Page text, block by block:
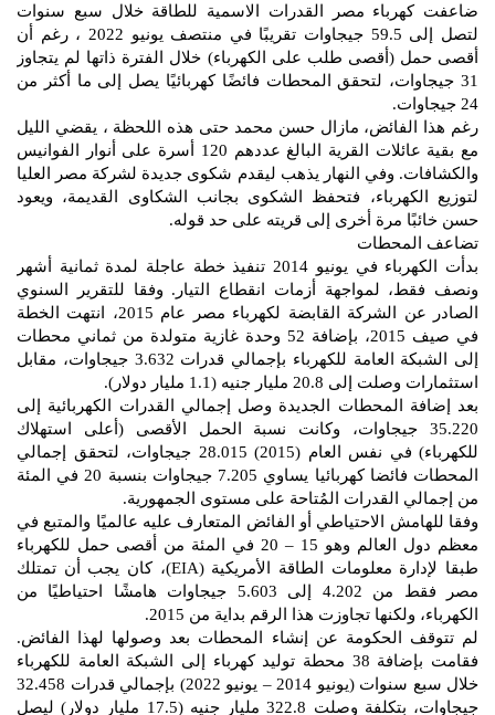
ضاعفت كهرباء مصر القدرات الاسمية للطاقة خلال سبع سنوات
لتصل إلى 59.5 جيجاوات تقريبًا في منتصف يونيو 2022 ، رغم أن
أقصى حمل (أقصى طلب على الكهرباء) خلال الفترة ذاتها لم يتجاوز
31 جيجاوات، لتحقق المحطات فائضًا كهربائيًا يصل إلى ما أكثر من
24 جيجاوات.
رغم هذا الفائض، مازال حسن محمد حتى هذه اللحظة ، يقضي الليل
مع بقية عائلات القرية البالغ عددهم 120 أسرة على أنوار الفوانيس
والكشافات. وفي النهار يذهب ليقدم شكوى جديدة لشركة مصر العليا
لتوزيع الكهرباء، فتحفظ الشكوى بجانب الشكاوى القديمة، ويعود
حسن خائبًا مرة أخرى إلى قريته على حد قوله.
تضاعف المحطات
بدأت الكهرباء في يونيو 2014 تنفيذ خطة عاجلة لمدة ثمانية أشهر
ونصف فقط، لمواجهة أزمات انقطاع التيار. وفقا للتقرير السنوي
الصادر عن الشركة القابضة لكهرباء مصر عام 2015، انتهت الخطة
في صيف 2015، بإضافة 52 وحدة غازية متولدة من ثماني محطات
إلى الشبكة العامة للكهرباء بإجمالي قدرات 3.632 جيجاوات، مقابل
استثمارات وصلت إلى 20.8 مليار جنيه (1.1 مليار دولار).
بعد إضافة المحطات الجديدة وصل إجمالي القدرات الكهربائية إلى
35.220 جيجاوات، وكانت نسبة الحمل الأقصى (أعلى استهلاك
للكهرباء) في نفس العام (2015) 28.015 جيجاوات، لتحقق إجمالي
المحطات فائضا كهربائيا يساوي 7.205 جيجاوات بنسبة 20 في المئة
من إجمالي القدرات المُتاحة على مستوى الجمهورية.
وفقا للهامش الاحتياطي أو الفائض المتعارف عليه عالميًا والمتبع في
معظم دول العالم وهو 15 – 20 في المئة من أقصى حمل للكهرباء
طبقا لإدارة معلومات الطاقة الأمريكية (EIA)، كان يجب أن تمتلك
مصر فقط من 4.202 إلى 5.603 جيجاوات هامشًا احتياطيًا من
الكهرباء، ولكنها تجاوزت هذا الرقم بداية من 2015.
لم تتوقف الحكومة عن إنشاء المحطات بعد وصولها لهذا الفائض.
فقامت بإضافة 38 محطة توليد كهرباء إلى الشبكة العامة للكهرباء
خلال سبع سنوات (يونيو 2014 – يونيو 2022) بإجمالي قدرات 32.458
جيجاوات، بتكلفة وصلت 322.8 مليار جنيه (17.5 مليار دولار) ليصل